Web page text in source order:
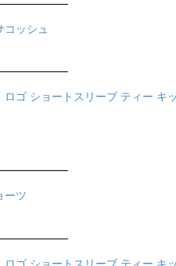
ッシュ
ゴ ショートスリーブ ティー キ
ーツ
ゴ ショートスリーブ ティー キ